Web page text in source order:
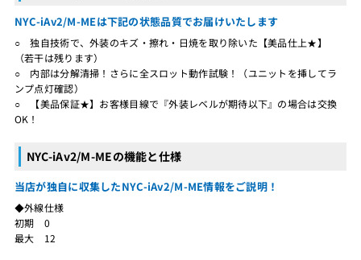
NYC-iAv2/M-MEは下記の状態品質でお届けいたします
○ 独自技術で、外装のキズ・擦れ・日焼を取り除いた【美品仕上★】
（若干は残ります）
○ 内部は分解清掃！さらに全スロット動作試験！（ユニットを挿してラ
ンプ点灯確認）
○ 【美品保証★】お客様目線で『外装レベルが期待以下』の場合は交換
OK！
NYC-iAv2/M-MEの機能と仕様
当店が独自に収集したNYC-iAv2/M-ME情報をご説明！
◆外線仕様
初期 0
最大 12